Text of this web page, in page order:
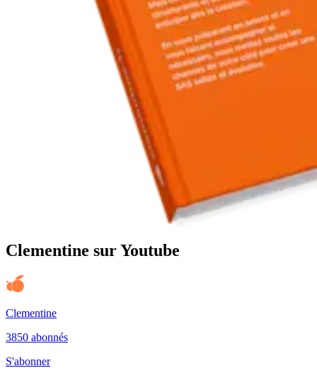
Clementine sur Youtube
Clementine
3850 abonnés
S'abonner